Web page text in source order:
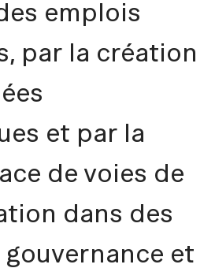
emplois
par la création
et par la
de voies de
dans des
et